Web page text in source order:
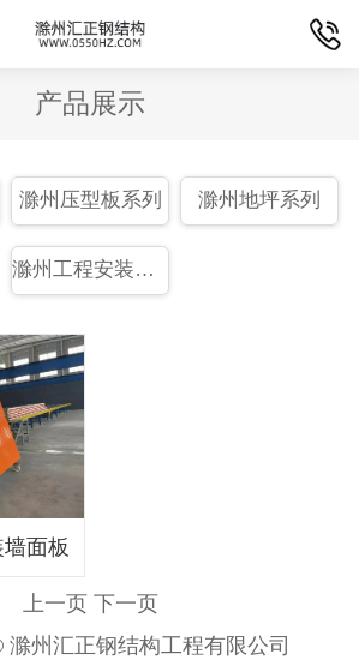
产品展示
滁州压型板系列 滁州地坪系列
滁州工程安装系列
面板
上一页 下一页
州汇正钢结构工程有限公司